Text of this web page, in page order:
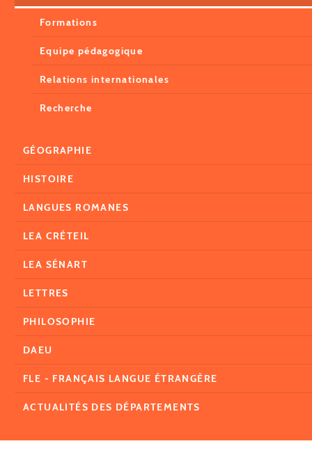
Formations
Equipe pédagogique
Relations internationales
Recherche
GÉOGRAPHIE
HISTOIRE
LANGUES ROMANES
LEA CRÉTEIL
LEA SÉNART
LETTRES
PHILOSOPHIE
DAEU
FLE - FRANÇAIS LANGUE ÉTRANGÈRE
ACTUALITÉS DES DÉPARTEMENTS